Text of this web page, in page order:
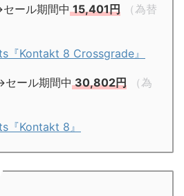
ール期間中15,401円
（為替
『Kontakt 8 Crossgrade』
ール期間中30,802円
（為
『Kontakt 8』